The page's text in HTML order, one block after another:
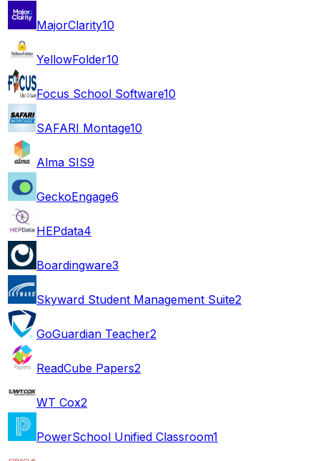
MajorClarity10
YellowFolder10
Focus School Software10
SAFARI Montage10
Alma SIS9
GeckoEngage6
HEPdata4
Boardingware3
Skyward Student Management Suite2
GoGuardian Teacher2
ReadCube Papers2
WT Cox2
PowerSchool Unified Classroom1